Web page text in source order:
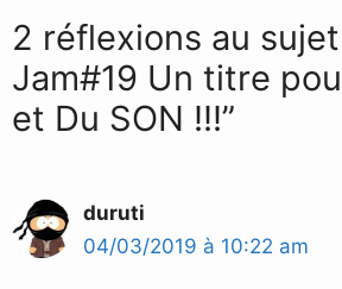
2 réflexions au
Jam#19 Un titre
et Du SON !!!”
duruti
04/03/2019 à 10:22 am